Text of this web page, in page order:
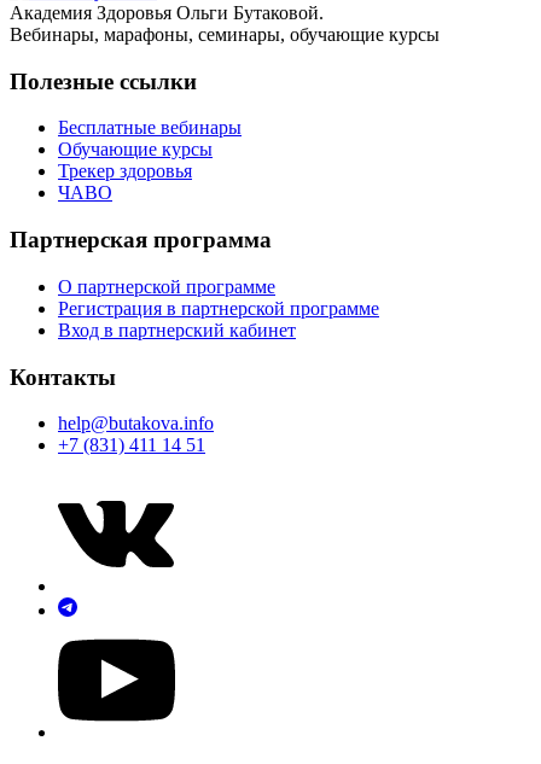
Академия Здоровья Ольги Бутаковой.
Вебинары, марафоны, семинары, обучающие курсы
Полезные ссылки
Бесплатные вебинары
Обучающие курсы
Трекер здоровья
ЧАВО
Партнерская программа
О партнерской программе
Регистрация в партнерской программе
Вход в партнерский кабинет
Контакты
help@butakova.info
+7 (831) 411 14 51